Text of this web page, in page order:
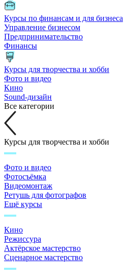
Курсы по финансам и для бизнеса
Управление бизнесом
Предпринимательство
Финансы
Курсы для творчества и хобби
Фото и видео
Кино
Sound-дизайн
Все категории
Курсы для творчества и хобби
Фото и видео
Фотосъёмка
Видеомонтаж
Ретушь для фотографов
Ещё курсы
Кино
Режиссура
Актёрское мастерство
Сценарное мастерство